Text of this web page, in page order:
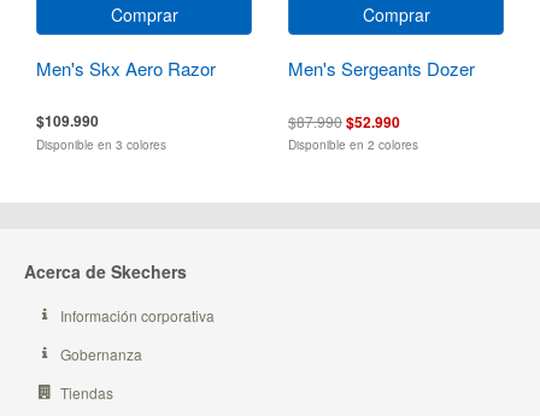
Comprar
Men's Skx Aero Razor
$109.990
Disponible en 3 colores
Comprar
Men's Sergeants Dozer
$87.990$52.990
Disponible en 2 colores
Acerca de Skechers
Información corporativa
Gobernanza
Tiendas